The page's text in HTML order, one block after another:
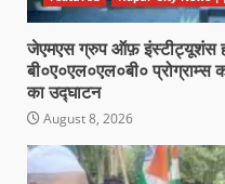
जेएमएस ग्रुप ऑफ़ इंस्टीट्यूशंस
बी०ए०एल०एल०बी०
का उद्घाटन
August 8, 2026